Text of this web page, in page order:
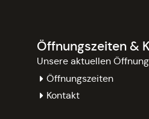
Öffnungszeiten &
Unsere aktuellen
Öffnungszeiten
Kontakt